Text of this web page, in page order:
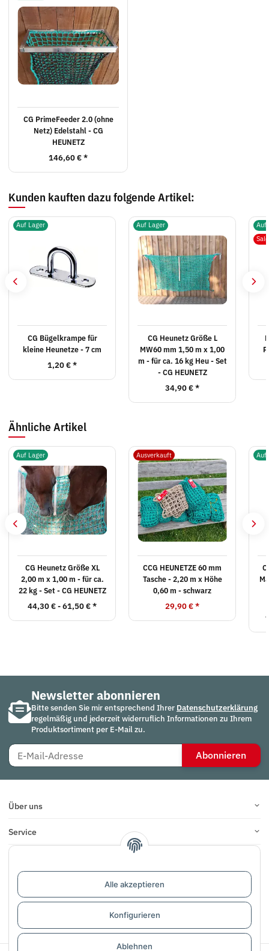
Alle akzeptieren
Konfigurieren
Ablehnen
CG PrimeFeeder 2.0 (ohne
Netz) Edelstahl - CG
HEUNETZ
146,60 €*
Kunden kauften dazu folgende Artikel:
Auf Lager
CG Bügelkrampe für
kleine Heunetze - 7 cm
1,20 €*
Auf Lager
CG Heunetz Größe L
MW60 mm 1,50 m x 1,00
m - für ca. 16 kg Heu - Set
- CG HEUNETZ
34,90 €*
Auf
Ähnliche Artikel
Auf Lager
CG Heunetz Größe XL
2,00 m x 1,00 m - für ca.
22 kg - Set - CG HEUNETZ
44,30 € -61,50 €*
Ausverkauft
CCG HEUNETZE 60 mm
Tasche - 2,20 m x Höhe
0,60 m - schwarz
29,90 €*
Auf
Newsletter abonnieren
Bitte senden Sie mir entsprechend Ihrer Datenschutzerklärung
regelmäßig und jederzeit widerruflich Informationen zu Ihrem
Produktsortiment per E-Mail zu.
Abonnieren
Über uns
Service
Vertrag widerrufen